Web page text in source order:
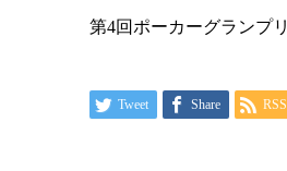
第4回ポーカーグランプリ
Tweet Share RSS